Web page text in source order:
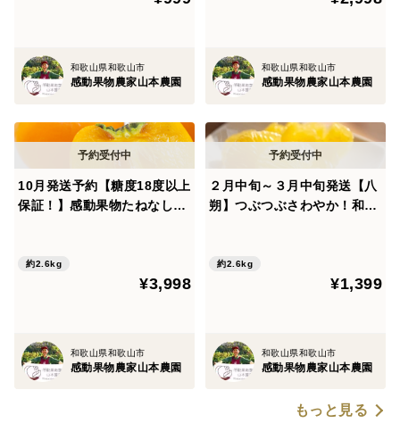
和歌山県和歌山市
感動果物農家山本農園
和歌山県和歌山市
感動果物農家山本農園
10月発送予約【糖度18度以上
保証！】感動果物たねなし柿
約2.6kg
¥3,998
和歌山県和歌山市
感動果物農家山本農園
２月中旬～３月中旬発送【八
朔】つぶつぶさわやか！和歌
約2.6kg
¥1,399
和歌山県和歌山市
感動果物農家山本農園
もっと見る